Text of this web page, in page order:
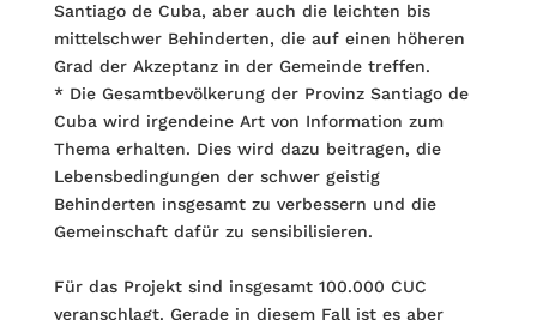
Santiago de Cuba, aber auch die leichten bis
mittelschwer Behinderten, die auf einen höheren
Grad der Akzeptanz in der Gemeinde treffen.
* Die Gesamtbevölkerung der Provinz Santiago de
Cuba wird irgendeine Art von Information zum
Thema erhalten. Dies wird dazu beitragen, die
Lebensbedingungen der schwer geistig
Behinderten insgesamt zu verbessern und die
Gemeinschaft dafür zu sensibilisieren.
Für das Projekt sind insgesamt 100.000 CUC
veranschlagt. Gerade in diesem Fall ist es aber